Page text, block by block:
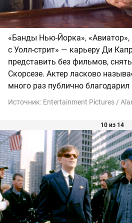
«Банды Нью-Йорка», «Авиатор»,
с Уолл-стрит» — карьеру Ди
представить без фильмов,
Скорсезе. Актер ласково
много раз публично благодарил
Источник: Entertainment Pictures /
10 из 14